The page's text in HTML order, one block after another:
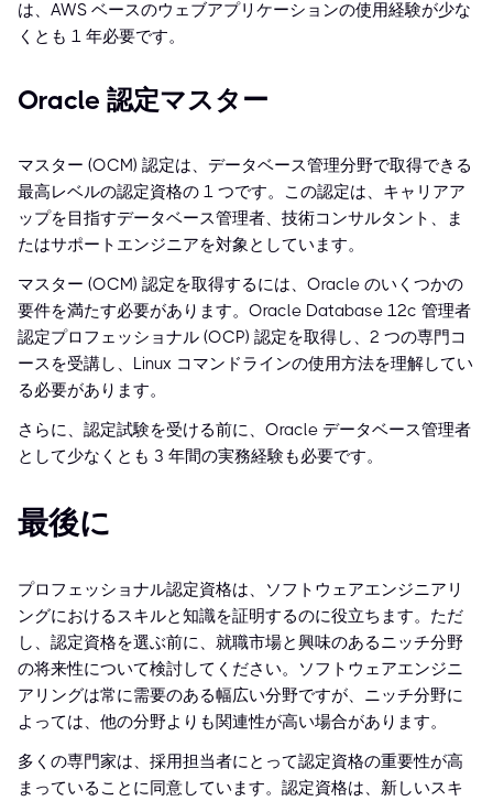
は、AWS ベースのウェブアプリケーションの使用経験が少な
くとも 1 年必要です。
Oracle 認定マスター
マスター (OCM) 認定は、データベース管理分野で取得できる
最高レベルの認定資格の 1 つです。この認定は、キャリアア
ップを目指すデータベース管理者、技術コンサルタント、ま
たはサポートエンジニアを対象としています。
マスター (OCM) 認定を取得するには、Oracle のいくつかの
要件を満たす必要があります。Oracle Database 12c 管理者
認定プロフェッショナル (OCP) 認定を取得し、2 つの専門コ
ースを受講し、Linux コマンドラインの使用方法を理解してい
る必要があります。
さらに、認定試験を受ける前に、Oracle データベース管理者
として少なくとも 3 年間の実務経験も必要です。
最後に
プロフェッショナル認定資格は、ソフトウェアエンジニアリ
ングにおけるスキルと知識を証明するのに役立ちます。ただ
し、認定資格を選ぶ前に、就職市場と興味のあるニッチ分野
の将来性について検討してください。ソフトウェアエンジニ
アリングは常に需要のある幅広い分野ですが、ニッチ分野に
よっては、他の分野よりも関連性が高い場合があります。
多くの専門家は、採用担当者にとって認定資格の重要性が高
まっていることに同意しています。認定資格は、新しいスキ